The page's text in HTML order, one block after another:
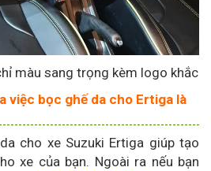
màu sang trọng kèm logo khắc
việc bọc ghế da cho Ertiga là
cho xe Suzuki Ertiga giúp tạo
xe của bạn. Ngoài ra nếu bạn